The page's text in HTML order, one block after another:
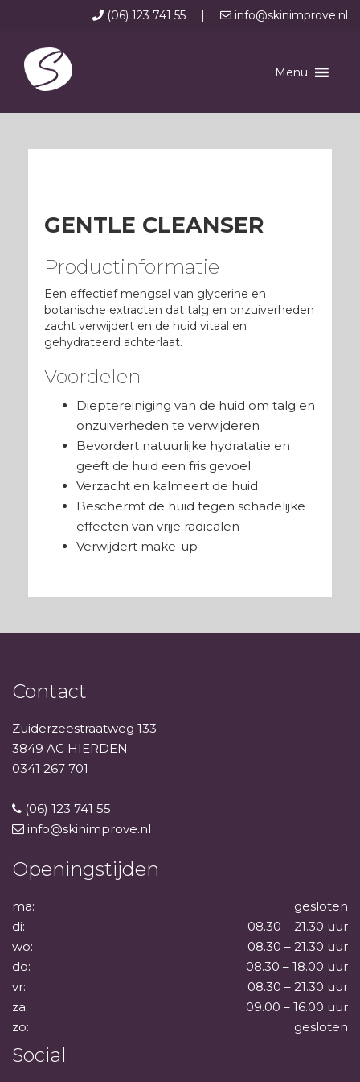
(06) 123 741 55 | info@skinimprove.nl
Menu
GENTLE CLEANSER
Productinformatie
Een effectief mengsel van glycerine en
botanische extracten dat talg en onzuiverheden
zacht verwijdert en de huid vitaal en
gehydrateerd achterlaat.
Voordelen
Dieptereiniging van de huid om talg en
onzuiverheden te verwijderen
Bevordert natuurlijke hydratatie en
geeft de huid een fris gevoel
Verzacht en kalmeert de huid
Beschermt de huid tegen schadelijke
effecten van vrije radicalen
Verwijdert make-up
Contact
Zuiderzeestraatweg 133
3849 AC HIERDEN
0341 267 701
(06) 123 741 55
info@skinimprove.nl
Openingstijden
ma:
gesloten
di:
08.30 – 21.30 uur
wo:
08.30 – 21.30 uur
do:
08.30 – 18.00 uur
vr:
08.30 – 21.30 uur
za:
09.00 – 16.00 uur
zo:
gesloten
Social